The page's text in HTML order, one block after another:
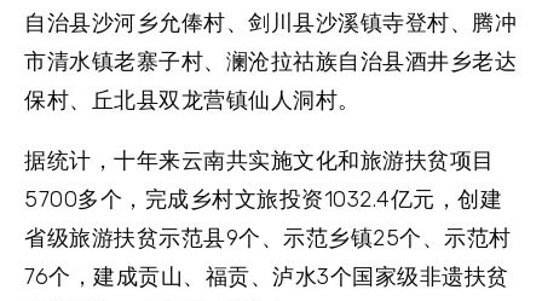
自治县沙河乡允俸村、剑川县沙溪镇寺登村、腾冲
市清水镇老寨子村、澜沧拉祜族自治县酒井乡老达
保村、丘北县双龙营镇仙人洞村。
据统计，十年来云南共实施文化和旅游扶贫项目
5700多个，完成乡村文旅投资1032.4亿元，创建
省级旅游扶贫示范县9个、示范乡镇25个、示范村
76个，建成贡山、福贡、泸水3个国家级非遗扶贫